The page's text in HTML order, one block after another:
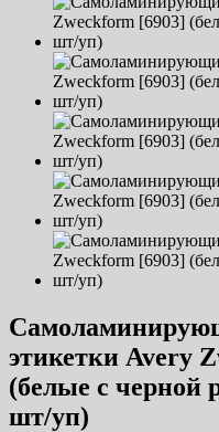
этикетки Avery
(белые с черной
шт/уп)